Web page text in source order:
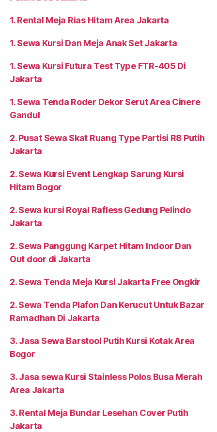
1. Rental Meja Rias Hitam Area Jakarta
1. Sewa Kursi Dan Meja Anak Set Jakarta
1. Sewa Kursi Futura Test Type FTR-405 Di
Jakarta
1. Sewa Tenda Roder Dekor Serut Area Cinere
Gandul
2. Pusat Sewa Skat Ruang Type Partisi R8 Putih
Jakarta
2. Sewa Kursi Event Lengkap Sarung Kursi
Hitam Bogor
2. Sewa kursi Royal Rafless Gedung Pelindo
Jakarta
2. Sewa Panggung Karpet Hitam Indoor Dan
Out door di Jakarta
2. Sewa Tenda Meja Kursi Jakarta Free Ongkir
2. Sewa Tenda Plafon Dan Kerucut Untuk Bazar
Ramadhan Di Jakarta
3. Jasa Sewa Barstool Putih Kursi Kotak Area
Bogor
3. Jasa sewa Kursi Stainless Polos Busa Merah
Area Jakarta
3. Rental Meja Bundar Lesehan Cover Putih
Jakarta